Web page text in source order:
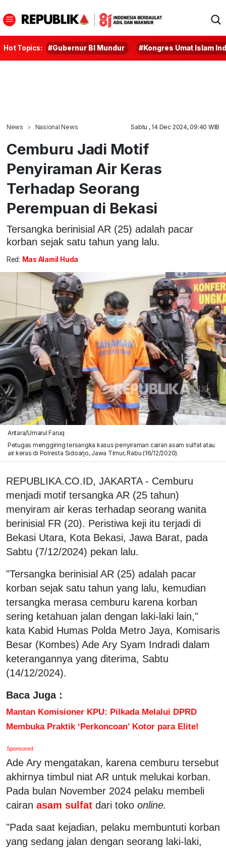
Hot Topics: #Gubernur BI Mundur #Kongres Umat Islam
News Nasional News Sabtu , 14 Dec 2024, 09:40 WIB
Cemburu Jadi Motif
Penyiraman Air Keras
Terhadap Seorang
Perempuan di Bekasi
Tersangka berinisial AR (25) adalah pacar
korban sejak satu tahun yang lalu.
Red: Mas Alamil Huda
Antara/Umarul Faruq
Petugas menggiring tersangka kasus penyiraman cairan asam sulfat atau
air keras di Polresta Sidoarjo, Jawa Timur, Rabu (16/12/2020).
REPUBLIKA.CO.ID, JAKARTA - Cemburu
menjadi motif tersangka AR (25 tahun)
menyiram air keras terhadap seorang wanita
berinisial FR (20). Peristiwa keji itu terjadi di
Bekasi Utara, Kota Bekasi, Jawa Barat, pada
Sabtu (7/12/2024) pekan lalu.
"Tersangka berinisial AR (25) adalah pacar
korban sejak satu tahun yang lalu, kemudian
tersangka merasa cemburu karena korban
sering ketahuan jalan dengan laki-laki lain,"
kata Kabid Humas Polda Metro Jaya, Komisaris
Besar (Kombes) Ade Ary Syam Indradi dalam
keterangannya yang diterima, Sabtu
(14/12/2024).
Baca Juga :
Mantan Komisioner KPU: Pilkada Melalui DPRD
Membuka Praktik ‘Perkoncoan’ Kotor para Elite!
Sponsored
Ade Ary mengatakan, karena cemburu tersebut
akhirnya timbul niat AR untuk melukai korban.
Pada bulan November 2024 pelaku membeli
cairan asam sulfat dari toko online.
"Pada saat kejadian, pelaku membuntuti korban
yang sedang jalan dengan seorang laki-laki,